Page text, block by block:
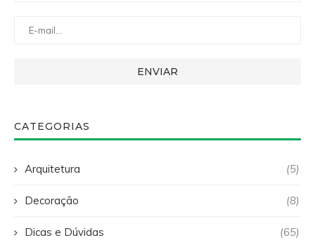
CATEGORIAS
Arquitetura (5)
Decoração (8)
Dicas e Dúvidas (65)